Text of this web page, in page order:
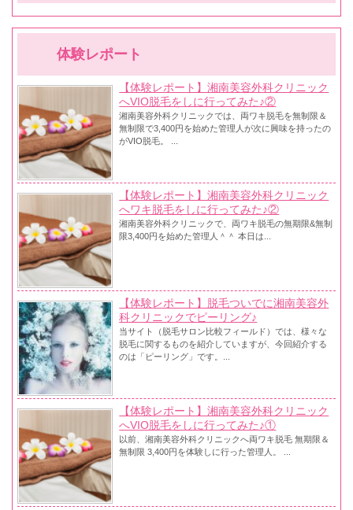
体験レポート
【体験レポート】湘南美容外科クリニック
へVIO脱毛をしに行ってみた♪②
湘南美容外科クリニックでは、両ワキ脱毛を無制限＆
無制限で3,400円を始めた管理人が次に興味を持ったの
がVIO脱毛。 ...
【体験レポート】湘南美容外科クリニック
へワキ脱毛をしに行ってみた♪②
湘南美容外科クリニックで、両ワキ脱毛の無期限&無制
限3,400円を始めた管理人＾＾ 本日は...
【体験レポート】脱毛ついでに湘南美容外
科クリニックでピーリング♪
当サイト（脱毛サロン比較フィールド）では、様々な
脱毛に関するものを紹介していますが、今回紹介する
のは「ピーリング」です。...
【体験レポート】湘南美容外科クリニック
へVIO脱毛をしに行ってみた♪①
以前、湘南美容外科クリニックへ両ワキ脱毛 無期限＆
無制限 3,400円を体験しに行った管理人。 ...